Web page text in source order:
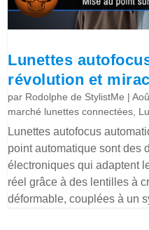
Lunettes
révolution et
par Rodolphe de StylistMe |
marché lunettes connectées
Lunettes autofocus
point automatique sont des
électroniques qui adaptent
réel grâce à des lentilles à
déformable, couplées à un